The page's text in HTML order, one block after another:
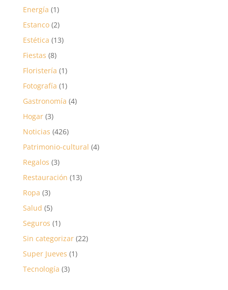
Energía (1)
Estanco(2)
Estética (13)
Fiestas (8)
Floristería (1)
Fotografía (1)
Gastronomía (4)
Hogar(3)
Noticias (426)
Patrimonio-cultural (4)
Regalos (3)
Restauración (13)
Ropa (3)
Salud (5)
Seguros (1)
Sin categorizar(22)
Super Jueves (1)
Tecnología (3)